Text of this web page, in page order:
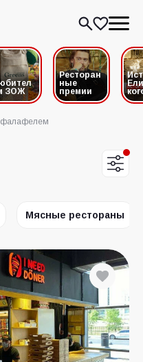
ЗОЖ
Ресторан
ные
премии
фалафелем
Мясные рестораны